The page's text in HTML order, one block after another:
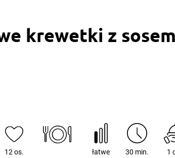
krewetki z sosem
12 os. łatwe 30 min. 1